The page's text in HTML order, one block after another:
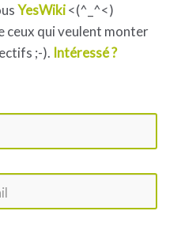
YesWiki<(^_^<)
ceux qui veulent monter
;-). Intéressé ?